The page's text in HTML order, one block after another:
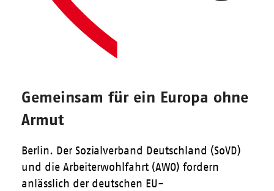
Gemeinsam für ein Europa ohne
Armut
Berlin. Der Sozialverband Deutschland (SoVD)
und die Arbeiterwohlfahrt (AWO) fordern
anlässlich der deutschen EU-